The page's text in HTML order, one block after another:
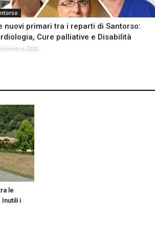
nuovi primari tra i reparti di Santorso:
Cure palliative e Disabilità
2020
le
Inutili i